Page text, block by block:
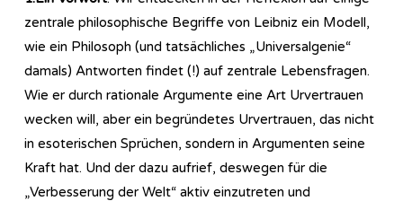
zentrale philosophische Begriffe von Leibniz ein Modell,
wie ein Philosoph (und tatsächliches „Universalgenie“
damals) Antworten findet (!) auf zentrale Lebensfragen.
Wie er durch rationale Argumente eine Art Urvertrauen
wecken will, aber ein begründetes Urvertrauen, das nicht
in esoterischen Sprüchen, sondern in Argumenten seine
Kraft hat. Und der dazu aufrief, deswegen für die
„Verbesserung der Welt“ aktiv einzutreten und